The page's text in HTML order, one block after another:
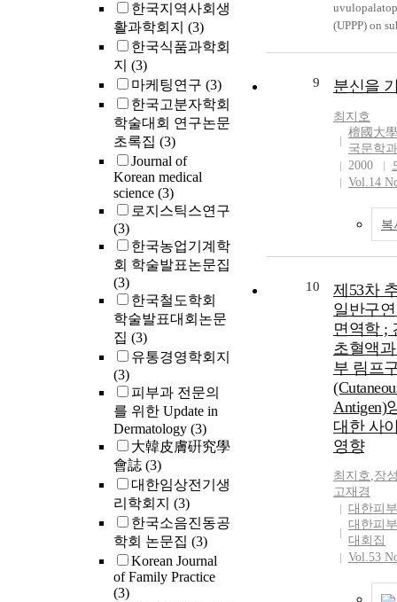
한국지역사회생
활과학회지 (3)
한국식품과학회
지 (3)
마케팅연구 (3)
한국고분자학회
학술대회 연구논문
초록집 (3)
Journal of
Korean medical
science (3)
로지스틱스연구
(3)
한국농업기계학
회 학술발표논문집
(3)
한국철도학회
학술발표대회논문
집 (3)
유통경영학회지
(3)
피부과 전문의
를 위한 Update in
Dermatology (3)
大韓皮膚硏究學
會誌 (3)
대한임상전기생
리학회지 (3)
한국소음진동공
학회 논문집 (3)
Korean Journal
of Family Practice
(3)
(P=0.0126)
non-obese
significantly
compared
statistically
in other
snorers and
thick neck
genders
non-obese
(UPPP) on
response to
ultimately
differences
subjective
between
Methods.
isolated
and
symptoms
morning
fatigue,
with
evaluated in
in
before and
investigated
(n=11) and
groups.
defined as a
50% in the
hypopnea
hour.
all
patients,
9 분신을
최지호
檀國大
국문학과
2000
Vol.14
복
10
제53차
일반구
면역학 ;
초혈액
부 림프
Antigen)
대한 사
영향
최지호,장
고재경
대한피
대한피
대회집
Vol.53